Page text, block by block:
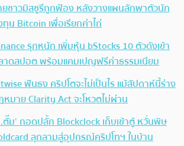
ยชาวมิสซูรีถูกฟ้อง หลังวางแผนลักพาตัวนัก
น Bitcoin เพื่อเรียกค่าไถ่
รุกหนัก เพิ่มหุ้น bStocks 10 ตัวดังเข้า
าดสปอต พร้อมแคมเปญฟรีค่าธรรมเนียม
ฟันธง คริปโตจะไม่เป็นไร แม้สัปดาห์นี้ร่าง
มาย Clarity Act จะโหวตไม่ผ่าน
ตั๊ม’ ถอดปลั้ก Blockclock เก็บเข้าตู้ หวั่นพิษ
ลุกลามสู่อุปกรณ์คริปโทฯ ในบ้าน